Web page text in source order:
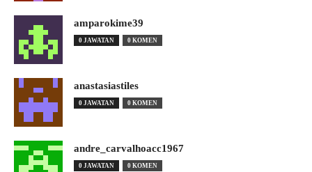
amparokime39
0 JAWATAN 0 KOMEN
anastasiastiles
0 JAWATAN 0 KOMEN
andre_carvalhoacc1967
0 JAWATAN 0 KOMEN